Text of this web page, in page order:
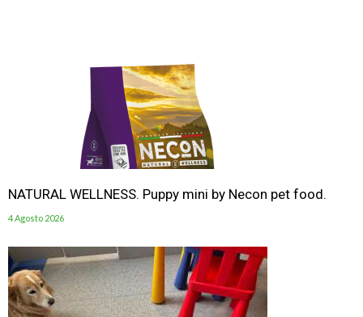
NATURAL WELLNESS. Puppy mini by Necon pet food.
4 Agosto 2026